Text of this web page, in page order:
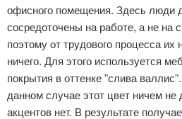
офисного помещения. Здесь люди
сосредоточены на работе, а не на
поэтому от трудового процесса их
ничего. Для этого используется
покрытия в оттенке "слива
данном случае этот цвет ничем не
акцентов нет. В результате